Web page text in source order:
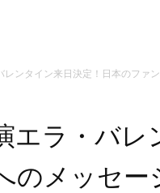
レンタイン来日決定！日本のファ
エラ・バ
のメッセー